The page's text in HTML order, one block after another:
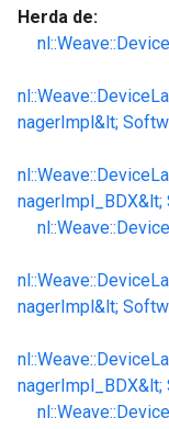
Herda de:
nagerImpl&lt;
nagerImpl&lt;